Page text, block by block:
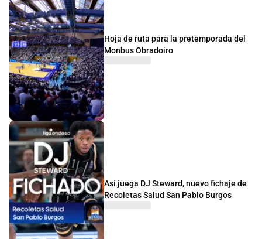
Hoja de ruta para la pretemporada del
Monbus Obradoiro
Así juega DJ Steward, nuevo fichaje de
Recoletas Salud San Pablo Burgos